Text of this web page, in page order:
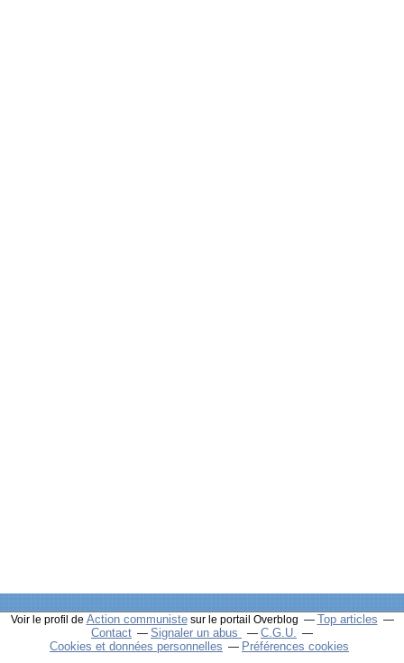
Voir le profil de Action communistesur le portail Overblog
Top articles
Contact
Signaler un abus
C.G.U.
Cookies et données personnelles
Préférences cookies